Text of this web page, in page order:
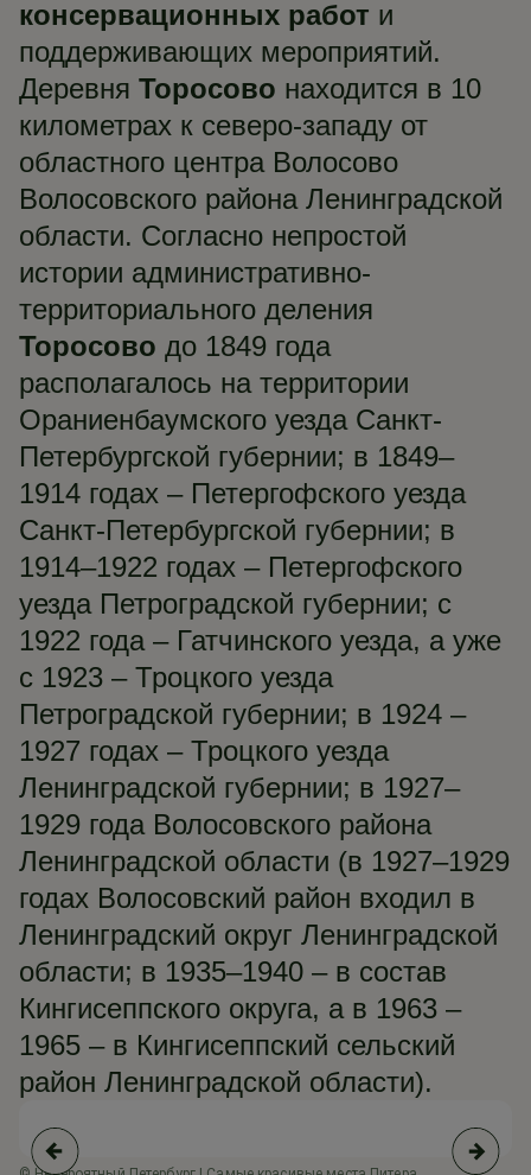
консервационных работ и
поддерживающих мероприятий.
Деревня Торосово находится в 10
километрах к северо-западу от
областного центра Волосово
Волосовского района Ленинградской
области. Согласно непростой
истории административно-
территориального деления
Торосово до 1849 года
располагалось на территории
Ораниенбаумского уезда Санкт-
Петербургской губернии; в 1849–
1914 годах – Петергофского уезда
Санкт-Петербургской губернии; в
1914–1922 годах – Петергофского
уезда Петроградской губернии; с
1922 года – Гатчинского уезда, а уже
с 1923 – Троцкого уезда
Петроградской губернии; в 1924 –
1927 годах – Троцкого уезда
Ленинградской губернии; в 1927–
1929 года Волосовского района
Ленинградской области (в 1927–1929
годах Волосовский район входил в
Ленинградский округ Ленинградской
области; в 1935–1940 – в состав
Кингисеппского округа, а в 1963 –
1965 – в Кингисеппский сельский
район Ленинградской области).